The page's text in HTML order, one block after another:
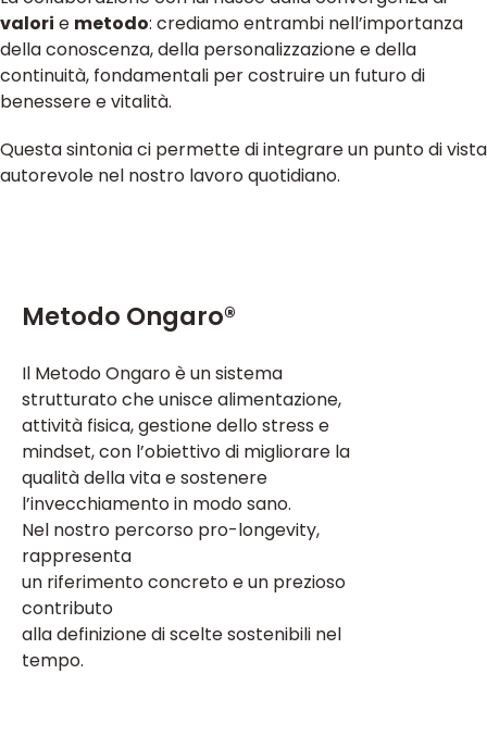
valori e metodo: crediamo entrambi nell’importanza
della conoscenza, della personalizzazione e della
continuità, fondamentali per costruire un futuro di
benessere e vitalità.
Questa sintonia ci permette di integrare un punto di vista
autorevole nel nostro lavoro quotidiano.
Metodo Ongaro®
Il Metodo Ongaro è un sistema
strutturato che unisce alimentazione,
attività fisica, gestione dello stress e
mindset, con l’obiettivo di migliorare la
qualità della vita e sostenere
l’invecchiamento in modo sano.
Nel nostro percorso pro-longevity,
rappresenta
un riferimento concreto e un prezioso
contributo
alla definizione di scelte sostenibili nel
tempo.